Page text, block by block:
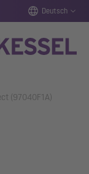
Deutsch
(97040F1A)